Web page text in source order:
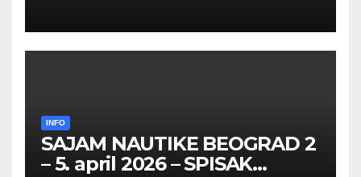
26 – 27. maj 2026. BEOGRAD
INFO
SAJAM NAUTIKE BEOGRAD 2
– 5. april 2026 – SPISAK